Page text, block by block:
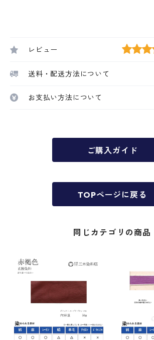
レビュー
送料・配送方法について
お支払い方法について
ご購入ガイド
TOPページに戻る
同じカテゴリの商品